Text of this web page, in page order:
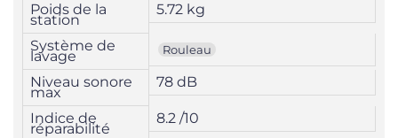
Poids de la
station
5.72 kg
Système de
lavage Rouleau
Niveau sonore
max
78 dB
Indice de
réparabilité
8.2 /10